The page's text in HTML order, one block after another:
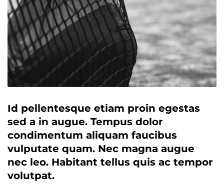
Id pellentesque etiam proin egestas
sed a in augue. Tempus dolor
condimentum aliquam faucibus
vulputate quam. Nec magna augue
nec leo. Habitant tellus quis ac tempor
volutpat.